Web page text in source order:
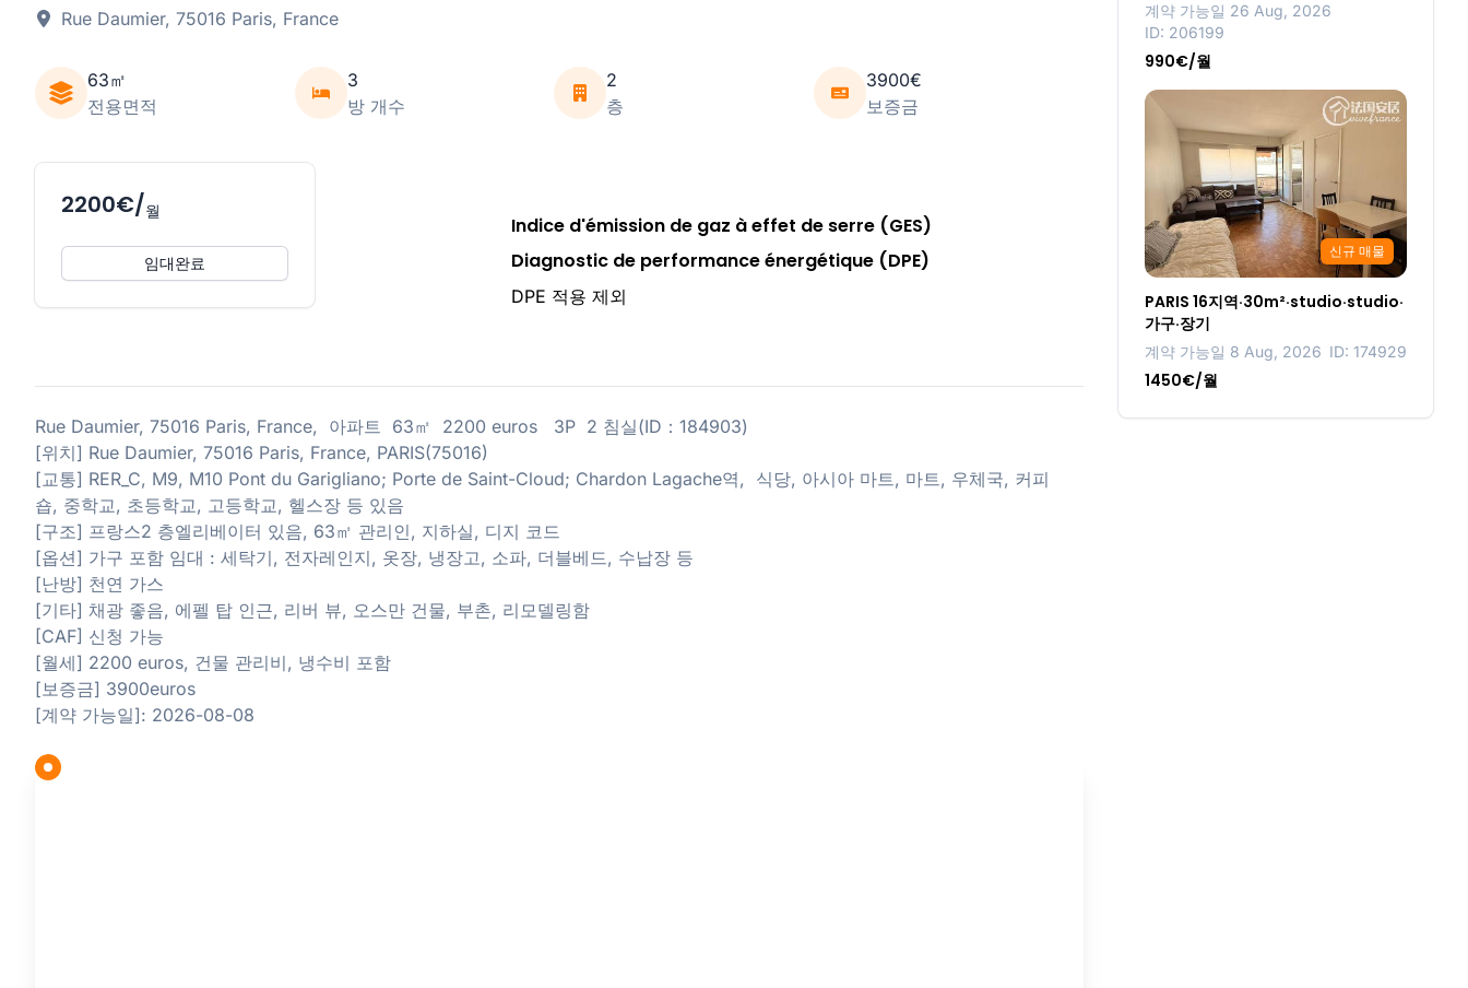
Rue Daumier, 75016 Paris, France
63㎡
전용면적
3
방 개수
2
층
3900€
보증금
2200€/월
임대완료
Indice d'émission de gaz à effet de serre (GES)
Diagnostic de performance énergétique (DPE)
DPE 적용 제외
Rue Daumier, 75016 Paris, France, 아파트 63㎡ 2200 euros 3P 2 침실(ID：184903)
[위치] Rue Daumier, 75016 Paris, France, PARIS(75016)
[교통] RER_C, M9, M10 Pont du Garigliano; Porte de Saint-Cloud; Chardon Lagache역, 식당, 아시아 마트, 마트, 우체국, 커피
숍, 중학교, 초등학교, 고등학교, 헬스장 등 있음
[구조] 프랑스2 층엘리베이터 있음, 63㎡ 관리인, 지하실, 디지 코드
[옵션] 가구 포함 임대 : 세탁기, 전자레인지, 옷장, 냉장고, 소파, 더블베드, 수납장 등
[난방] 천연 가스
[기타] 채광 좋음, 에펠 탑 인근, 리버 뷰, 오스만 건물, 부촌, 리모델링함
[CAF] 신청 가능
[월세] 2200 euros, 건물 관리비, 냉수비 포함
[보증금] 3900euros
[계약 가능일]: 2026-08-08
계약 가능일 26 Aug, 2026
ID: 206199
990€/월
신규 매물
PARIS 16지역·30m²·studio·studio·
가구·장기
계약 가능일 8 Aug, 2026 ID: 174929
1450€/월